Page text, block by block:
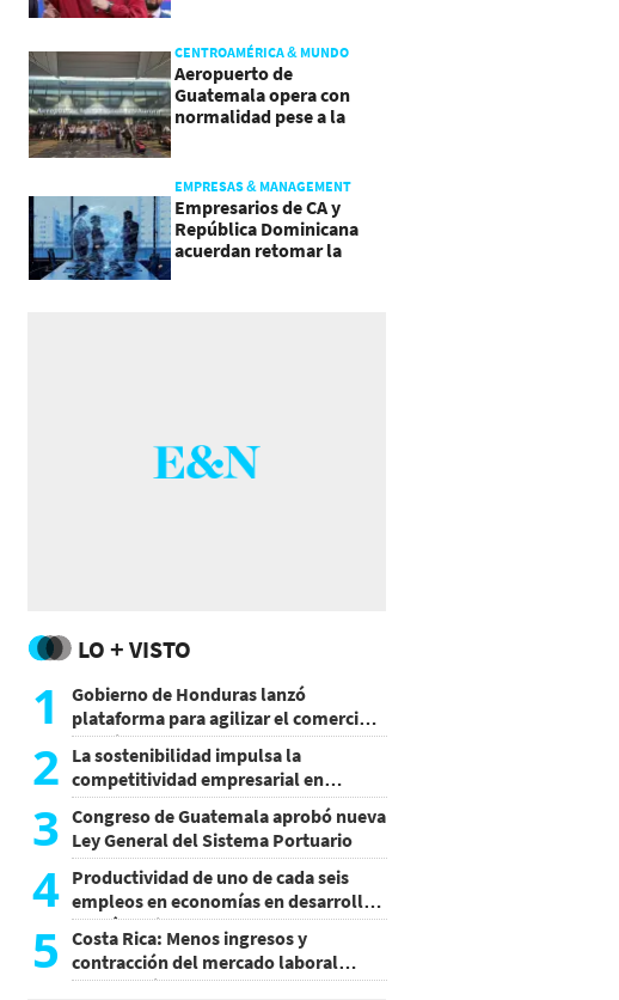
CENTROAMÉRICA & MUNDO
Aeropuerto de
Guatemala opera con
normalidad pese a la
EMPRESAS & MANAGEMENT
Empresarios de CA y
República Dominicana
acuerdan retomar la
LO + VISTO
1
Gobierno de Honduras lanzó
plataforma para agilizar el comercio
exterior
2 La sostenibilidad impulsa la
competitividad empresarial en
Guatemala
3 Congreso de Guatemala aprobó nueva
Ley General del Sistema Portuario
4 Productividad de uno de cada seis
empleos en economías en desarrollo
podría mejorar por la IA
5
Costa Rica: Menos ingresos y
contracción del mercado laboral
causan baja del consumo